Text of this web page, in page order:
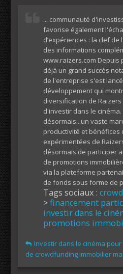
... communauté
favorise également
d’expériences : la clef
des informations
www.raizers.com Depuis
déjà un grand succès
de l'entreprise s'est
développement qui
diversification de
d'investir dans le
désormais...un vaste
productivité et bénéfices
expérimentées de
désormais de participer
de promotions
via la plateforme
de fonds sous forme de
Tags sociaux :
>financement
investir dans le
promotions
Investir dans le cinéma
de crowdfunding immobilier